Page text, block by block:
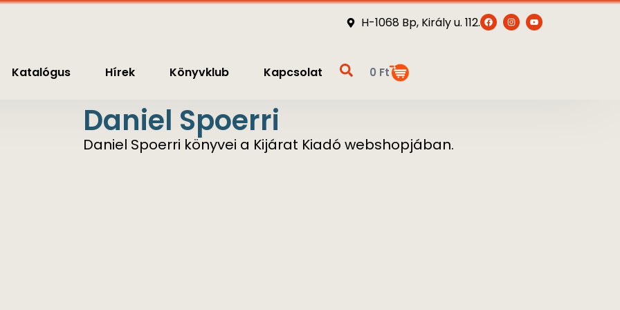
H-1068 Bp, Király u. 112.
Katalógus Hírek Könyvklub Kapcsolat 0 Ft
Daniel Spoerri
Daniel Spoerri könyvei a Kijárat Kiadó webshopjában.